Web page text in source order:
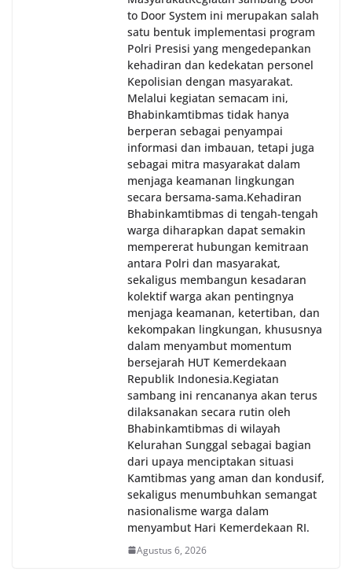
to Door System ini merupakan salah
satu bentuk implementasi program
Polri Presisi yang mengedepankan
kehadiran dan kedekatan personel
Kepolisian dengan masyarakat.
Melalui kegiatan semacam ini,
Bhabinkamtibmas tidak hanya
berperan sebagai penyampai
informasi dan imbauan, tetapi juga
sebagai mitra masyarakat dalam
menjaga keamanan lingkungan
secara bersama-sama.‎‎Kehadiran
Bhabinkamtibmas di tengah-tengah
warga diharapkan dapat semakin
mempererat hubungan kemitraan
antara Polri dan masyarakat,
sekaligus membangun kesadaran
kolektif warga akan pentingnya
menjaga keamanan, ketertiban, dan
kekompakan lingkungan, khususnya
dalam menyambut momentum
bersejarah HUT Kemerdekaan
Republik Indonesia.‎Kegiatan
sambang ini rencananya akan terus
dilaksanakan secara rutin oleh
Bhabinkamtibmas di wilayah
Kelurahan Sunggal sebagai bagian
dari upaya menciptakan situasi
Kamtibmas yang aman dan kondusif,
sekaligus menumbuhkan semangat
nasionalisme warga dalam
menyambut Hari Kemerdekaan RI.
Agustus 6, 2026